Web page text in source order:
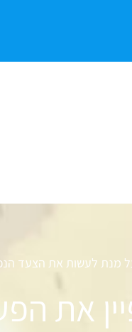
מנת לעשות את הצעד
את